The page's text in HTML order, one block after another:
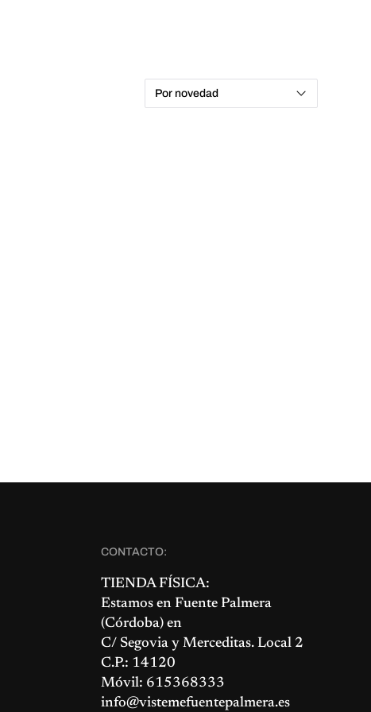
CONTACTO:
TIENDA FÍSICA:
Estamos en Fuente Palmera
(Córdoba) en
C/ Segovia y Merceditas. Local 2
C.P.: 14120
Móvil: 615368333
info@vistemefuentepalmera.es